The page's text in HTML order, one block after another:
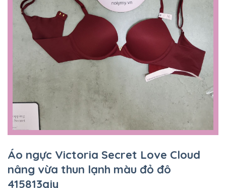
Áo ngực Victoria Secret Love Cloud
nâng vừa thun lạnh màu đỏ đô
415813qjy